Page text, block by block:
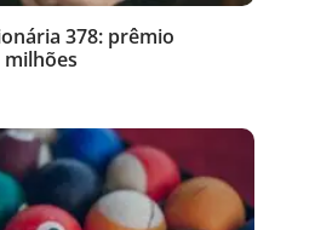
378: prêmio
milhões